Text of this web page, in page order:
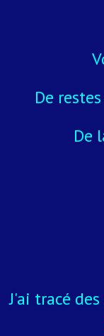
De
De
J'ai tracé